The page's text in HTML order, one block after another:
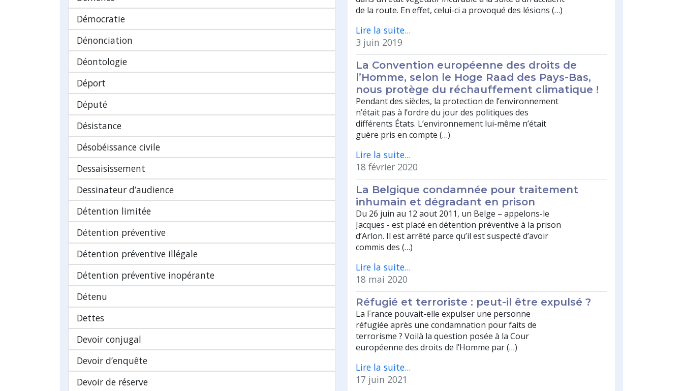
Démocratie
Dénonciation
Déontologie
Déport
Député
Désistance
Désobéissance civile
Dessaisissement
Dessinateur d’audience
Détention limitée
Détention préventive
Détention préventive illégale
Détention préventive inopérante
Détenu
Dettes
Devoir conjugal
Devoir d’enquête
Devoir de réserve
de la route. En effet, celui-ci a provoqué des lésions (…)
Lire la suite...
3 juin 2019
La Convention européenne des droits de
l’Homme, selon le Hoge Raad des Pays-Bas,
nous protège du réchauffement climatique !
Pendant des siècles, la protection de l’environnement
n’était pas à l’ordre du jour des politiques des
différents États. L’environnement lui-même n’était
guère pris en compte (…)
Lire la suite...
18 février 2020
La Belgique condamnée pour traitement
inhumain et dégradant en prison
Du 26 juin au 12 aout 2011, un Belge – appelons-le
Jacques - est placé en détention préventive à la prison
d’Arlon. Il est arrêté parce qu’il est suspecté d’avoir
commis des (…)
Lire la suite...
18 mai 2020
Réfugié et terroriste : peut-il être expulsé ?
La France pouvait-elle expulser une personne
réfugiée après une condamnation pour faits de
terrorisme ? Voilà la question posée à la Cour
européenne des droits de l’Homme par (…)
Lire la suite...
17 juin 2021